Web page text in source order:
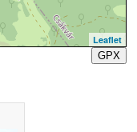
Leaflet
GPX